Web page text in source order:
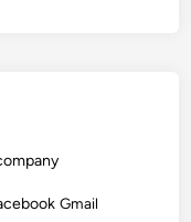
Gmail